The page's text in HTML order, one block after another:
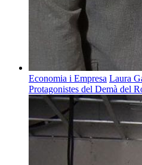
Economia i Empresa Laura
Protagonistes del Demà del